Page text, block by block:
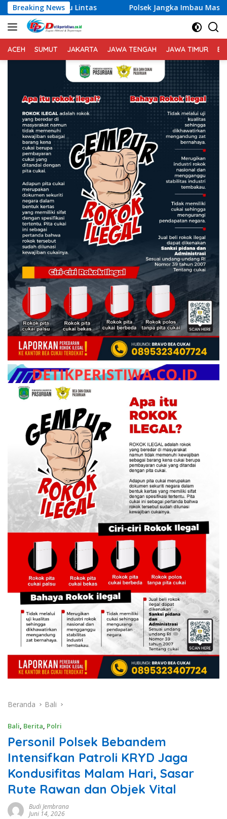
Langsung
ke
konten
Breaking News
Lintas Polsek Jangka Imbau Masyarakat Gunakan
ACEH SUMUT JAKARTA JAWA TENGAH JAWA TIMUR
Beranda Bali
Bali, Berita, Polri
Personil Polsek Bebandem
Intensifkan Patroli KRYD Jaga
Kondusifitas Malam Hari, Sasar
Rute Rawan dan Objek Vital
Budi Jembrana
Juni 14, 2026